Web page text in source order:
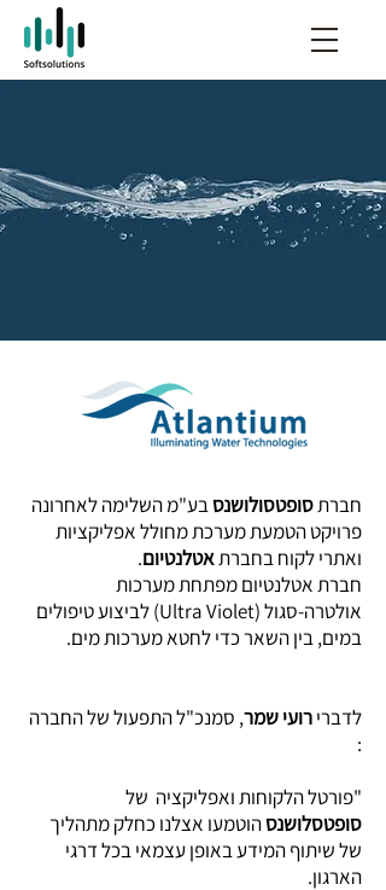
חברתסופטסולושנסבע"מ השלימה לאחרונה
פרויקט הטמעת מערכת מחולל אפליקציות
ואתרי לקוח בחברתאטלנטיום.
חברת אטלנטיום מפתחת מערכות
אולטרה-סגול (Ultra Violet) לביצוע טיפולים
במים, בין השאר כדי לחטא מערכות מים.
לדברירועי שמר, סמנכ"ל התפעול של החברה
:
"פורטל הלקוחות ואפליקציה של
סופטסלושנסהוטמעו אצלנו כחלק מתהליך
של שיתוף המידע באופן עצמאי בכל דרגי
הארגון.